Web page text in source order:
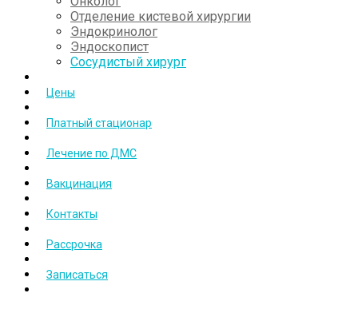
Отделение кистевой хирургии
Эндокринолог
Эндоскопист
Сосудистый хирург
Цены
Платный стационар
Лечение по ДМС
Вакцинация
Контакты
Рассрочка
Записаться